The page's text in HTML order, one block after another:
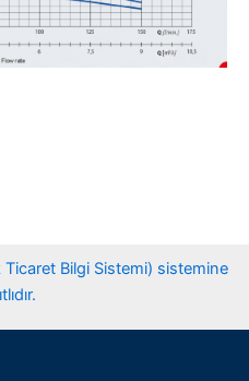
Ticaret Bilgi Sistemi) sistemine